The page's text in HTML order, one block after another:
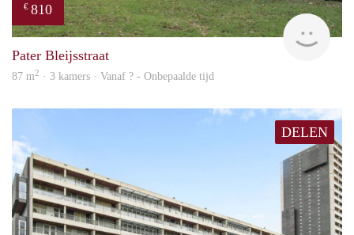
€ 810
Pater Bleijsstraat
87 m2 · 3 kamers · Vanaf ? - Onbepaalde tijd
DELEN